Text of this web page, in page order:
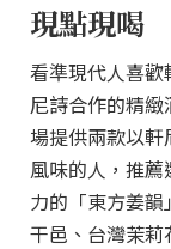
現點現喝
看準現代人喜
尼詩合作的精
場提供兩款以
風味的人，推
力的「東方姜
干邑、台灣茉